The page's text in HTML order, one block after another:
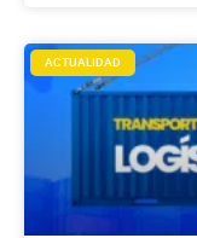
ACTUALIDAD